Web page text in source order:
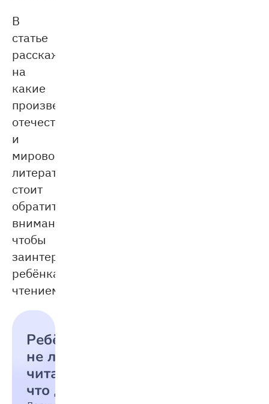
В
статье
расскажем,
на
какие
произведения
отечественной
и
мировой
литературы
стоит
обратить
внимание,
чтобы
заинтересовать
ребёнка
чтением.
Ребёнок
не любит
читать:
что делать